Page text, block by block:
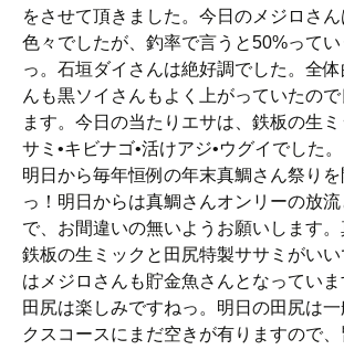
をさせて頂きました。今日のメジロさ
色々でしたが、釣率で言うと50%って
っ。石垣ダイさんは絶好調でした。全
んも黒ソイさんもよく上がっていたの
ます。今日の当たりエサは、鉄板の生
サミ•キビナゴ•活けアジ•ウグイでした。
明日から毎年恒例の年末真鯛さん祭りを
っ！明日からは真鯛さんオンリーの放
で、お間違いの無いようお願いします。
鉄板の生ミックと田尻特製ササミがいい
はメジロさんも貯金魚さんとなってい
田尻は楽しみですねっ。明日の田尻は
クスコースにまだ空きが有りますので